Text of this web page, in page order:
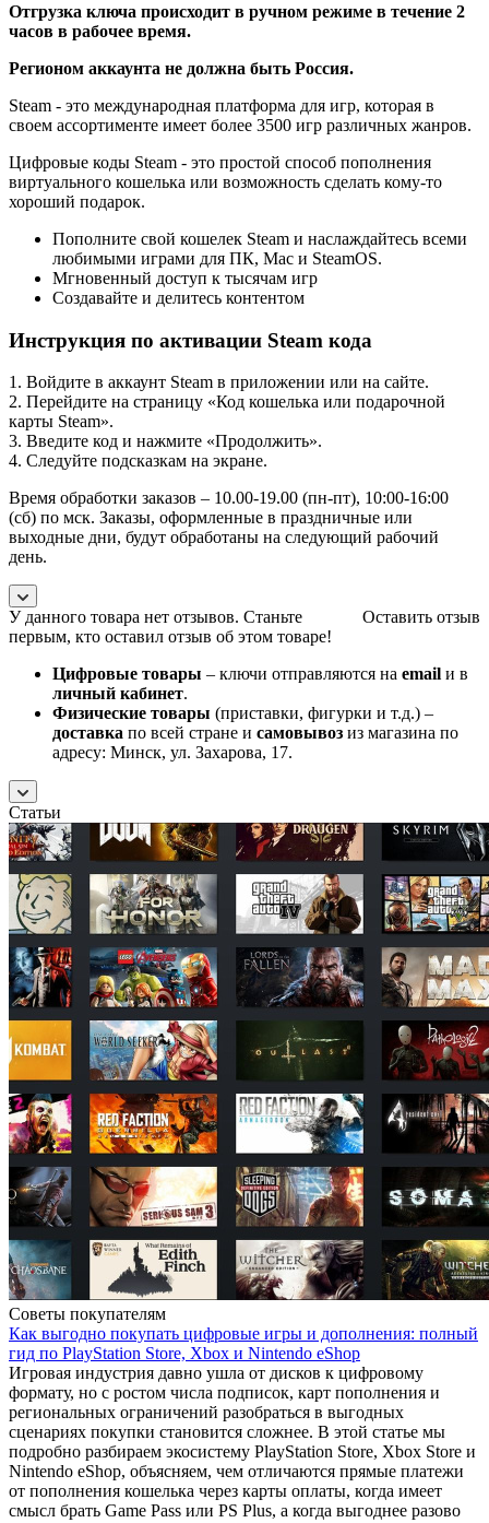
Отгрузка ключа происходит в ручном режиме в течение 2
часов в рабочее время.
Регионом аккаунта не должна быть Россия.
Steam - это международная платформа для игр, которая в
своем ассортименте имеет более 3500 игр различных жанров.
Цифровые коды Steam - это простой способ пополнения
виртуального кошелька или возможность сделать кому-то
хороший подарок.
Пополните свой кошелек Steam и наслаждайтесь всеми
любимыми играми для ПК, Mac и SteamOS.
Мгновенный доступ к тысячам игр
Создавайте и делитесь контентом
Инструкция по активации Steam кода
1. Войдите в аккаунт Steam в приложении или на сайте.
2. Перейдите на страницу «Код кошелька или подарочной
карты Steam».
3. Введите код и нажмите «Продолжить».
4. Следуйте подсказкам на экране.
Время обработки заказов – 10.00-19.00 (пн-пт), 10:00-16:00
(сб) по мск. Заказы, оформленные в праздничные или
выходные дни, будут обработаны на следующий рабочий
день.
Оставить отзыв
У данного товара нет отзывов. Станьте
первым, кто оставил отзыв об этом товаре!
Цифровые товары – ключи отправляются на email и в
личный кабинет.
Физические товары (приставки, фигурки и т.д.) –
доставка по всей стране и самовывоз из магазина по
адресу: Минск, ул. Захарова, 17.
Статьи
Советы покупателям
Как выгодно покупать цифровые игры и дополнения: полный
гид по PlayStation Store, Xbox и Nintendo eShop
Игровая индустрия давно ушла от дисков к цифровому
формату, но с ростом числа подписок, карт пополнения и
региональных ограничений разобраться в выгодных
сценариях покупки становится сложнее. В этой статье мы
подробно разбираем экосистему PlayStation Store, Xbox Store и
Nintendo eShop, объясняем, чем отличаются прямые платежи
от пополнения кошелька через карты оплаты, когда имеет
смысл брать Game Pass или PS Plus, а когда выгоднее разово